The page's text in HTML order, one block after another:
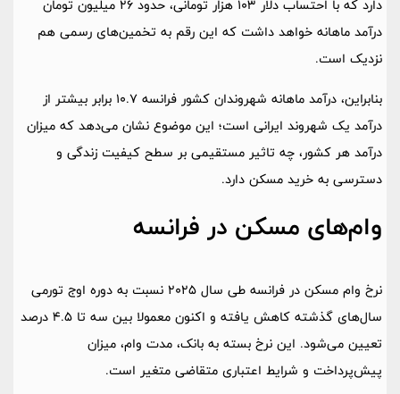
دارد که با احتساب دلار 103 هزار تومانی، حدود 26 میلیون تومان
درآمد ماهانه خواهد داشت که این رقم به تخمین‌های رسمی هم
نزدیک است.
بنابراین، درآمد ماهانه شهروندان کشور فرانسه 10.7 برابر بیشتر از
درآمد یک شهروند ایرانی است؛ این موضوع نشان می‌دهد که میزان
درآمد هر کشور، چه تاثیر مستقیمی بر سطح کیفیت زندگی و
دسترسی به خرید مسکن دارد.
وام‌های مسکن در فرانسه
نرخ وام مسکن در فرانسه طی سال 2025 نسبت به دوره اوج تورمی
سال‌های گذشته کاهش یافته و اکنون معمولا بین سه تا 4.5 درصد
تعیین می‌شود. این نرخ بسته به بانک، مدت وام، میزان
پیش‌پرداخت و شرایط اعتباری متقاضی متغیر است.